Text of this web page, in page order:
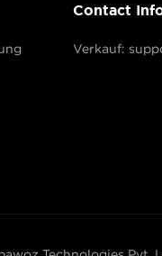
Contact
Verkauf: